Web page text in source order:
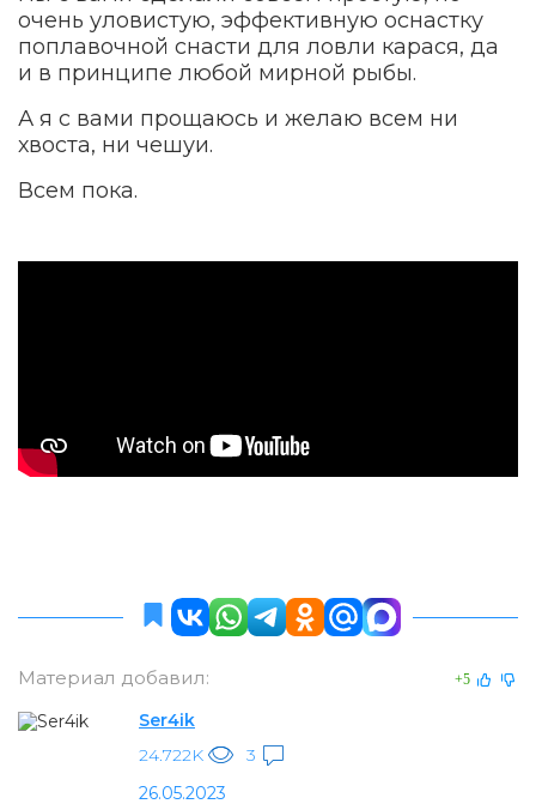
очень уловистую, эффективную оснастку
поплавочной снасти для ловли карася, да
и в принципе любой мирной рыбы.
А я с вами прощаюсь и желаю всем ни
хвоста, ни чешуи.
Всем пока.
Материал добавил: +5
Ser4ik
24.722K
3
26.05.2023